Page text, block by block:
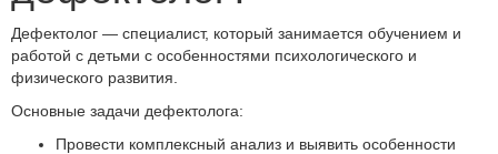
Дефектолог — специалист, который занимается обучением и
работой с детьми с особенностями психологического и
физического развития.
Основные задачи дефектолога:
Провести комплексный анализ и выявить особенности